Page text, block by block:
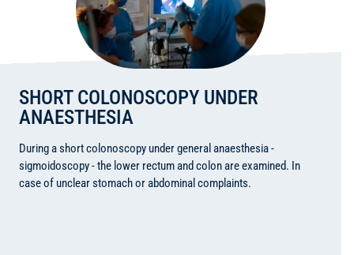
SHORT COLONOSCOPY UNDER
ANAESTHESIA
During a short colonoscopy under general anaesthesia -
sigmoidoscopy - the lower rectum and colon are examined. In
case of unclear stomach or abdominal complaints.